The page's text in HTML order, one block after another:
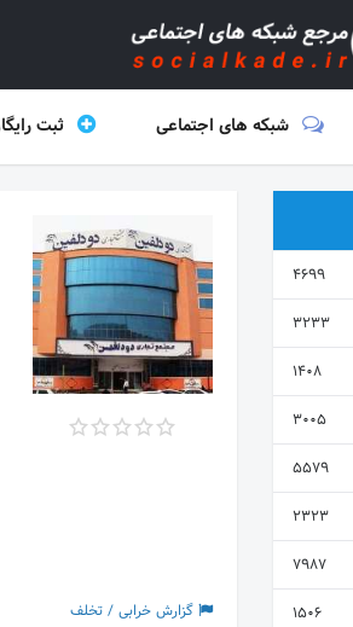
شبکه های اجتماعی ثبت
گزارش خرابی / تخلف
4699
3233
1408
3005
5579
2323
7987
1506